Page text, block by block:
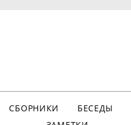
СБОРНИКИ БЕСЕДЫ